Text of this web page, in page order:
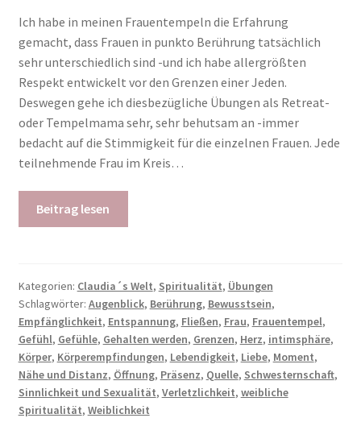
Ich habe in meinen Frauentempeln die Erfahrung
gemacht, dass Frauen in punkto Berührung tatsächlich
sehr unterschiedlich sind -und ich habe allergrößten
Respekt entwickelt vor den Grenzen einer Jeden.
Deswegen gehe ich diesbezügliche Übungen als Retreat-
oder Tempelmama sehr, sehr behutsam an -immer
bedacht auf die Stimmigkeit für die einzelnen Frauen. Jede
teilnehmende Frau im Kreis…
Beitrag lesen
Kategorien: Claudia´s Welt, Spiritualität, Übungen
Schlagwörter: Augenblick, Berührung, Bewusstsein,
Empfänglichkeit, Entspannung, Fließen, Frau, Frauentempel,
Gefühl, Gefühle, Gehalten werden, Grenzen, Herz, intimsphäre,
Körper, Körperempfindungen, Lebendigkeit, Liebe, Moment,
Nähe und Distanz, Öffnung, Präsenz, Quelle, Schwesternschaft,
Sinnlichkeit und Sexualität, Verletzlichkeit, weibliche
Spiritualität, Weiblichkeit